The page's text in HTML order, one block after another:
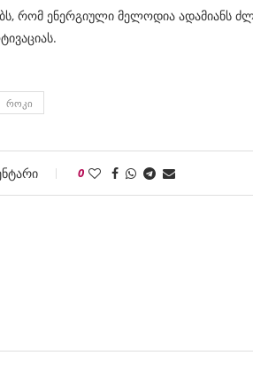
რომ ენერგიული მელოდია ადამიანს
ᲠᲝᲙᲘ
0